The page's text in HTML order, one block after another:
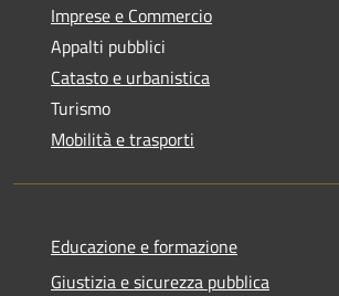
Imprese e Commercio
Appalti pubblici
Catasto e urbanistica
Turismo
Mobilità e trasporti
Educazione e formazione
Giustizia e sicurezza pubblica